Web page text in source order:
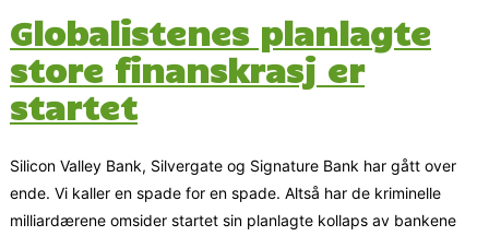
Globalistenes planlagte
store finanskrasj er
startet
Silicon Valley Bank, Silvergate og Signature Bank har gått over
ende. Vi kaller en spade for en spade. Altså har de kriminelle
milliardærene omsider startet sin planlagte kollaps av bankene